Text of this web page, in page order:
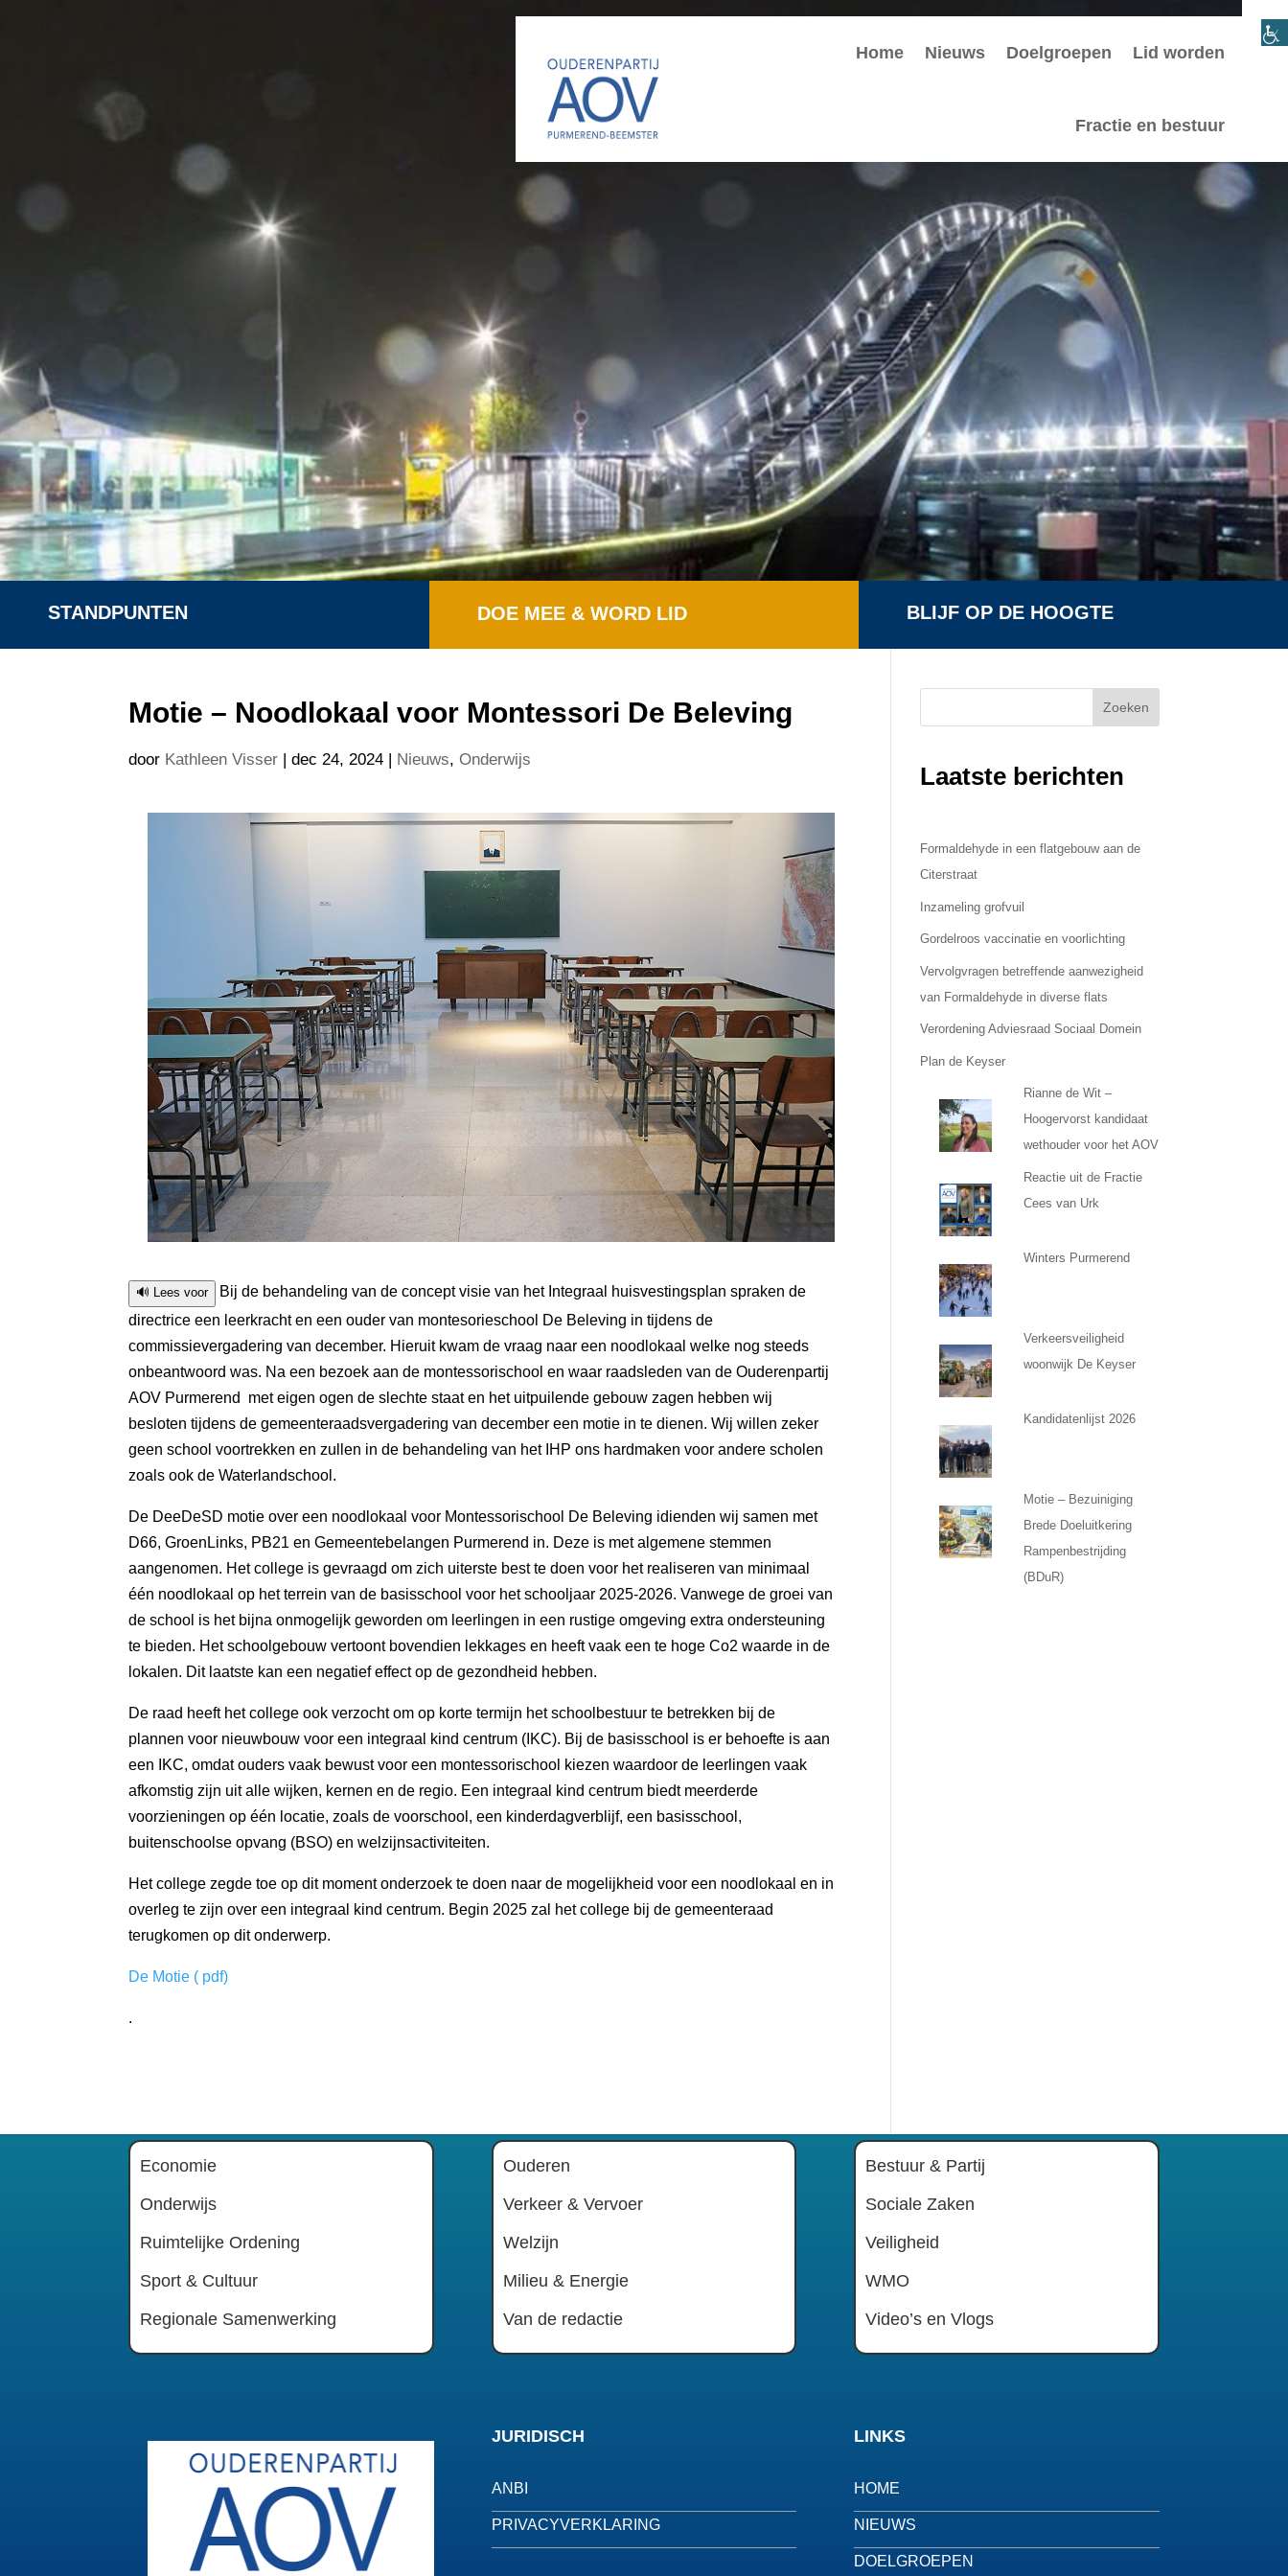
Home Nieuws Doelgroepen Lid worden
Fractie en bestuur
STANDPUNTEN DOE MEE & WORD LID BLIJF OP DE HOOGTE
Motie – Noodlokaal voor Montessori De Beleving
door Kathleen Visser |dec 24, 2024 | Nieuws,Onderwijs
🔊 Lees voor
Bij de behandeling van de concept visie van het Integraal huisvestingsplan spraken de
directrice een leerkracht en een ouder van montesorieschool De Beleving in tijdens de
commissievergadering van december. Hieruit kwam de vraag naar een noodlokaal welke nog steeds
onbeantwoord was. Na een bezoek aan de montessorischool en waar raadsleden van de Ouderenpartij
AOV Purmerend met eigen ogen de slechte staat en het uitpuilende gebouw zagen hebben wij
besloten tijdens de gemeenteraadsvergadering van december een motie in te dienen. Wij willen zeker
geen school voortrekken en zullen in de behandeling van het IHP ons hardmaken voor andere scholen
zoals ook de Waterlandschool.
De DeeDeSD motie over een noodlokaal voor Montessorischool De Beleving idienden wij samen met
D66, GroenLinks, PB21 en Gemeentebelangen Purmerend in. Deze is met algemene stemmen
aangenomen. Het college is gevraagd om zich uiterste best te doen voor het realiseren van minimaal
één noodlokaal op het terrein van de basisschool voor het schooljaar 2025-2026. Vanwege de groei van
de school is het bijna onmogelijk geworden om leerlingen in een rustige omgeving extra ondersteuning
te bieden. Het schoolgebouw vertoont bovendien lekkages en heeft vaak een te hoge Co2 waarde in de
lokalen. Dit laatste kan een negatief effect op de gezondheid hebben.
De raad heeft het college ook verzocht om op korte termijn het schoolbestuur te betrekken bij de
plannen voor nieuwbouw voor een integraal kind centrum (IKC). Bij de basisschool is er behoefte is aan
een IKC, omdat ouders vaak bewust voor een montessorischool kiezen waardoor de leerlingen vaak
afkomstig zijn uit alle wijken, kernen en de regio. Een integraal kind centrum biedt meerderde
voorzieningen op één locatie, zoals de voorschool, een kinderdagverblijf, een basisschool,
buitenschoolse opvang (BSO) en welzijnsactiviteiten.
Het college zegde toe op dit moment onderzoek te doen naar de mogelijkheid voor een noodlokaal en in
overleg te zijn over een integraal kind centrum. Begin 2025 zal het college bij de gemeenteraad
terugkomen op dit onderwerp.
De Motie ( pdf)
.
Zoeken
Laatste berichten
Formaldehyde in een flatgebouw aan de
Citerstraat
Inzameling grofvuil
Gordelroos vaccinatie en voorlichting
Vervolgvragen betreffende aanwezigheid
van Formaldehyde in diverse flats
Verordening Adviesraad Sociaal Domein
Plan de Keyser
Rianne de Wit –
Hoogervorst kandidaat
wethouder voor het AOV
Reactie uit de Fractie
Cees van Urk
Winters Purmerend
Verkeersveiligheid
woonwijk De Keyser
Kandidatenlijst 2026
Motie – Bezuiniging
Brede Doeluitkering
Rampenbestrijding
(BDuR)
Economie
Onderwijs
Ruimtelijke Ordening
Sport & Cultuur
Regionale Samenwerking
Ouderen
Verkeer & Vervoer
Welzijn
Milieu & Energie
Van de redactie
Bestuur & Partij
Sociale Zaken
Veiligheid
WMO
Video’s en Vlogs
JURIDISCH
ANBI
PRIVACYVERKLARING
LINKS
HOME
NIEUWS
DOELGROEPEN